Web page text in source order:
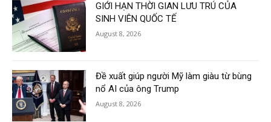
GIỚI HẠN THỜI GIAN LƯU TRÚ CỦA
SINH VIÊN QUỐC TẾ
August 8, 2026
Đề xuất giúp người Mỹ làm giàu từ bùng
nổ AI của ông Trump
August 8, 2026